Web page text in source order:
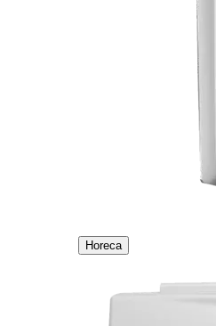
Horeca